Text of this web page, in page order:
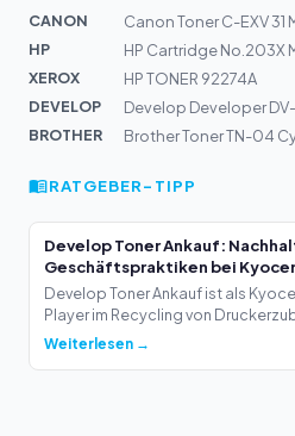
CANON
Canon Toner C-EXV
HP
XEROX
HP TONER 92274A
DEVELOP
BROTHER
Brother Toner TN-04
RATGEBER-TIPP
Develop Toner Ankauf:
Geschäftspraktiken bei
Develop Toner Ankauf ist als
Player im Recycling von
Weiterlesen →